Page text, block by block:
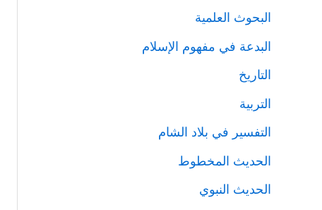
البحوث العلمية
البدعة في مفهوم الإسلام
التاريخ
التربية
التفسير في بلاد الشام
الحديث المخطوط
الحديث النبوي